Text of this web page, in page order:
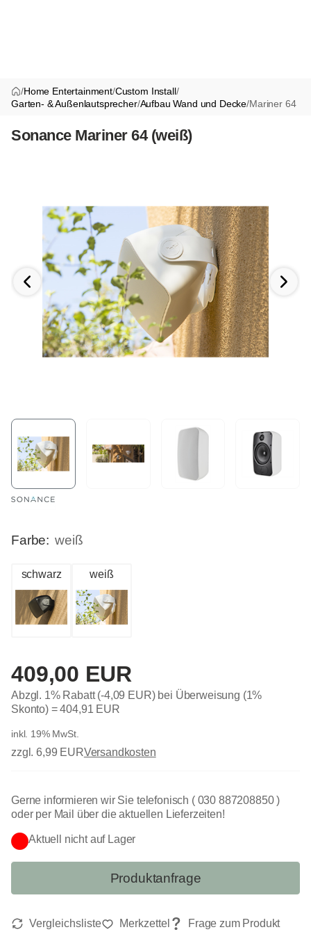
/Home Entertainment/Custom Install/
Garten- & Außenlautsprecher/Aufbau Wand und Decke/Mariner 64
Sonance Mariner 64 (weiß)
Farbe: weiß
schwarz weiß
409,00 EUR
Abzgl. 1% Rabatt (-4,09 EUR) bei Überweisung (1%
Skonto) =404,91 EUR
inkl. 19% MwSt.
zzgl. 6,99 EURVersandkosten
Aktuell nicht auf Lager
Gerne informieren wir Sie telefonisch ( 030 887208850 )
oder per Mail über die aktuellen Lieferzeiten!
Produktanfrage